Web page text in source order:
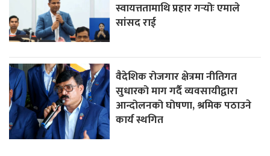
स्वायत्ततामाथि प्रहार गर्‍योः एमाले
सांसद राई
वैदेशिक रोजगार क्षेत्रमा नीतिगत
सुधारको माग गर्दै व्यवसायीद्वारा
आन्दोलनको घोषणा, श्रमिक पठाउने
कार्य स्थगित